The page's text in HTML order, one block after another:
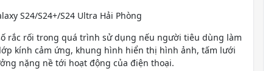
rắc rối trong quá trình sử dụng nếu người tiêu dùng làm
kính cảm ứng, khung hình hiển thị hình ảnh, tấm lưới
nặng nề tới hoạt động của điện thoại.